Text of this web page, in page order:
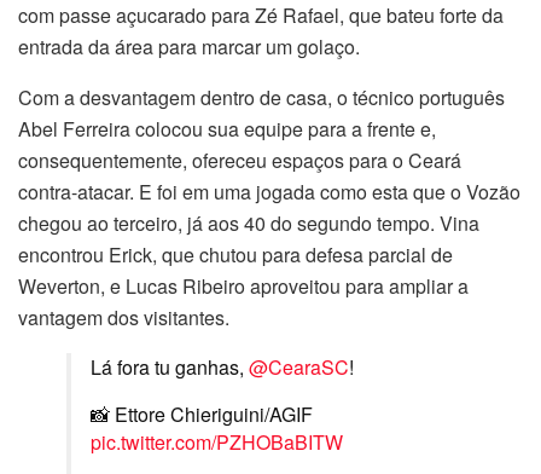
com passe açucarado para Zé Rafael, que bateu forte da
entrada da área para marcar um golaço.
Com a desvantagem dentro de casa, o técnico português
Abel Ferreira colocou sua equipe para a frente e,
consequentemente, ofereceu espaços para o Ceará
contra-atacar. E foi em uma jogada como esta que o Vozão
chegou ao terceiro, já aos 40 do segundo tempo. Vina
encontrou Erick, que chutou para defesa parcial de
Weverton, e Lucas Ribeiro aproveitou para ampliar a
vantagem dos visitantes.
Lá fora tu ganhas, @CearaSC!
📸 Ettore Chieriguini/AGIF
pic.twitter.com/PZHOBaBITW